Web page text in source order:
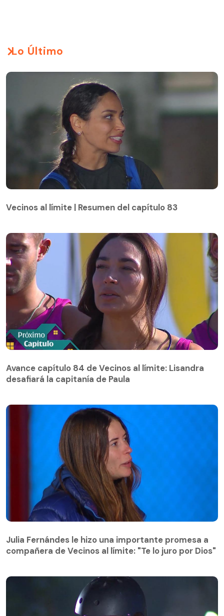
Lo Último
Vecinos al límite | Resumen del capítulo 83
desafiará la capitanía de Paula
Avance capítulo 84 de Vecinos al límite: Lisandra
desafiará la capitanía de Paula
compañera de Vecinos al límite: "Te lo juro por Dios"
Julia Fernándes le hizo una importante promesa a
compañera de Vecinos al límite: "Te lo juro por Dios"